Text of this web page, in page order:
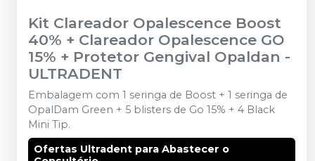
Kit Clareador Opalescence Boost
40% + Clareador Opalescence GO
15% + Protetor Gengival Opaldan -
ULTRADENT
Embalagem com 1 seringa de Boost + 1 seringa de
OpalDam Green + 5 blisters de Go 15% + 4 Black
Mini Tip.
Ofertas Ultradent para Abastecer o